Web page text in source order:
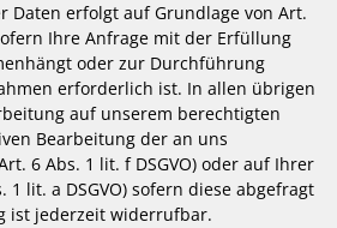
Daten erfolgt auf Grundlage von Art.
Ihre Anfrage mit der Erfüllung
oder zur Durchführung
erforderlich ist. In allen übrigen
auf unserem berechtigten
Bearbeitung der an uns
6 Abs. 1 lit. f DSGVO) oder auf Ihrer
1 lit. a DSGVO) sofern diese abgefragt
ist jederzeit widerrufbar.